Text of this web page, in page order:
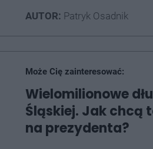
AUTOR: Patryk Osadnik
Może Cię zainteresować:
Wielomilionowe
Śląskiej. Jak chcą
na prezydenta?